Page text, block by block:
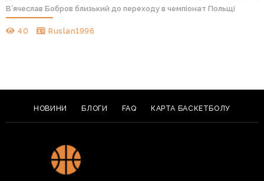
В’ячеслав Бобров близький до переходу в чемпіонат Польщі
40 Ruslan1996
НОВИНИ БЛОГИ FAQ КАРТА БАСКЕТБОЛУ